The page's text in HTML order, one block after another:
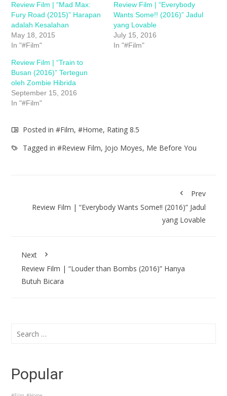
Review Film | “Mad Max:
Fury Road (2015)” Harapan
adalah Kesalahan
May 18, 2015
In "#Film"
Review Film | “Everybody
Wants Some!! (2016)” Jadul
yang Lovable
July 15, 2016
In "#Film"
Review Film | “Train to
Busan (2016)” Tertegun
oleh Zombie Hibrida
September 15, 2016
In "#Film"
Posted in#Film,#Home, Rating 8.5
Tagged in#Review Film, Jojo Moyes, Me Before You
Prev
Review Film | “Everybody Wants Some!! (2016)” Jadul
yang Lovable
Next
Review Film | “Louder than Bombs (2016)” Hanya
Butuh Bicara
Search
Popular